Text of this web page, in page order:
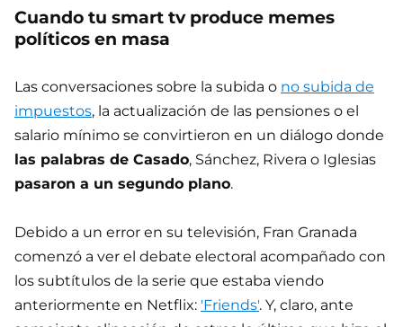
Cuando tu smart tv produce memes
políticos en masa
Las conversaciones sobre la subida o no subida de
impuestos, la actualización de las pensiones o el
salario mínimo se convirtieron en un diálogo donde
las palabras de Casado, Sánchez, Rivera o Iglesias
pasaron a un segundo plano.
Debido a un error en su televisión, Fran Granada
comenzó a ver el debate electoral acompañado con
los subtítulos de la serie que estaba viendo
anteriormente en Netflix: 'Friends'. Y, claro, ante